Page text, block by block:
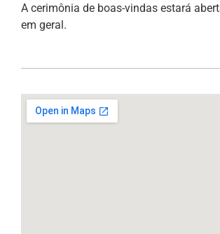
A cerimônia de boas-vindas estará
em geral.